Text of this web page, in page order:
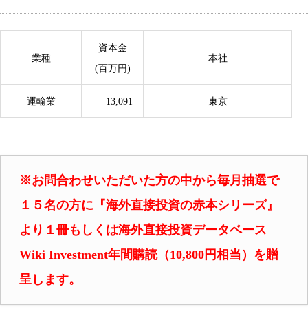
業種
資本金
(百万円)
本社
運輸業 13,091 東京
※お問合わせいただいた方の中から毎月抽選で
１５名の方に『海外直接投資の赤本シリーズ』
より １冊もしくは海外直接投資データベース
Wiki Investment年間購読（10,800円相当）を贈
呈します。